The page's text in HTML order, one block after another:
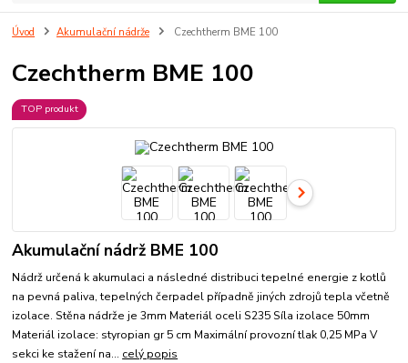
Úvod Akumulační nádrže Czechtherm BME 100
Czechtherm BME 100
TOP produkt
Akumulační nádrž BME 100
Nádrž určená k akumulaci a následné distribuci tepelné energie z kotlů
na pevná paliva, tepelných čerpadel případně jiných zdrojů tepla včetně
izolace. Stěna nádrže je 3mm Materiál oceli S235 Síla izolace 50mm
Materiál izolace: styropian gr 5 cm Maximální provozní tlak 0,25 MPa V
sekci ke stažení na... celý popis